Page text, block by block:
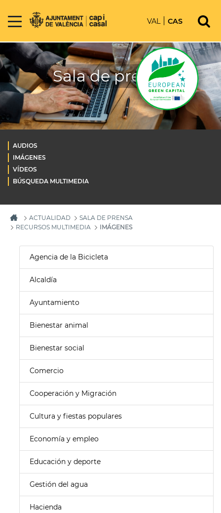
VAL CAS
Sala de prensa
AUDIOS
IMÁGENES
VÍDEOS
BÚSQUEDA MULTIMEDIA
ACTUALIDAD
SALA DE PRENSA
RECURSOS MULTIMEDIA
IMÁGENES
Agencia de la Bicicleta
Alcaldía
Ayuntamiento
Bienestar animal
Bienestar social
Comercio
Cooperación y Migración
Cultura y fiestas populares
Economía y empleo
Educación y deporte
Gestión del agua
Hacienda